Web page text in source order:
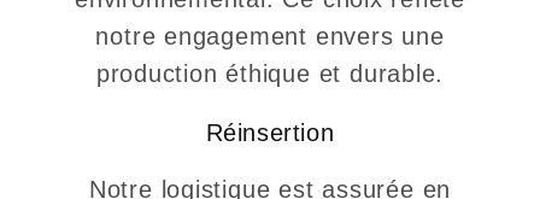
notre engagement envers une
production éthique et durable.
Réinsertion
Notre logistique est assurée en